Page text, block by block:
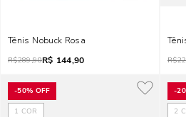
Tênis Nobuck Rosa
R$289,90R$ 144,90 R$
-50% OFF
1 COR
-
2